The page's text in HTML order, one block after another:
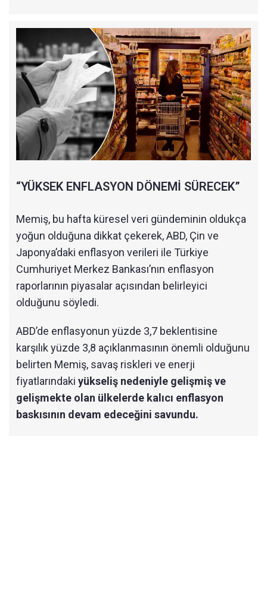
“YÜKSEK ENFLASYON DÖNEMİ SÜRECEK”
Memiş, bu hafta küresel veri gündeminin oldukça
yoğun olduğuna dikkat çekerek, ABD, Çin ve
Japonya’daki enflasyon verileri ile Türkiye
Cumhuriyet Merkez Bankası’nın enflasyon
raporlarının piyasalar açısından belirleyici
olduğunu söyledi.
ABD’de enflasyonun yüzde 3,7 beklentisine
karşılık yüzde 3,8 açıklanmasının önemli olduğunu
belirten Memiş, savaş riskleri ve enerji
fiyatlarındaki yükseliş nedeniyle gelişmiş ve
gelişmekte olan ülkelerde kalıcı enflasyon
baskısının devam edeceğini savundu.